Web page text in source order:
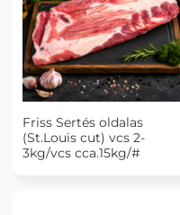
Friss Sertés oldalas
(St.Louis cut) vcs 2-
3kg/vcs cca.15kg/#